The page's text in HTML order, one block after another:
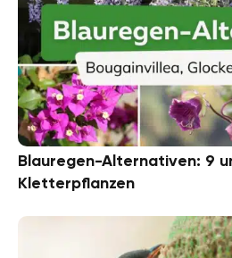
Blauregen-Alternativen: 9
Kletterpflanzen